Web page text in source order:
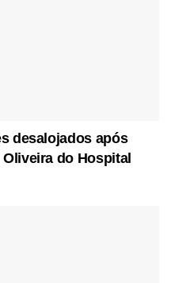
desalojados após
do Hospital